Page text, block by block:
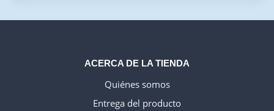
ACERCA DE LA TIENDA
Quiénes somos
Entrega del productoWELSH_IPTV